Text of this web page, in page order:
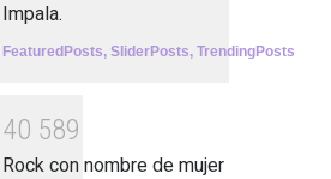
Impala.
FeaturedPosts, SliderPosts, TrendingPosts
40 589
Rock con nombre de mujer